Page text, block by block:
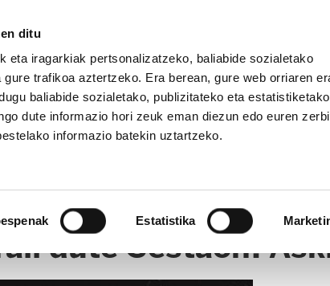
ditu
eta iragarkiak pertsonalizatzeko, baliabide sozialetako
trafikoa aztertzeko. Era berean, gure web orriaren
baliabide sozialetako, publizitateko eta
dute informazio hori zeuk eman diezun edo euren
informazio batekin uztartzeko.
Estatistika
dute Sestaon!